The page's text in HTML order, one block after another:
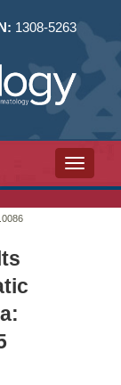
1308-5263
Toggle